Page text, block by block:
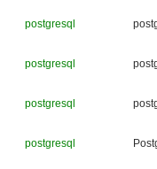
postgresql post
postgresql post
postgresql post
postgresql Post